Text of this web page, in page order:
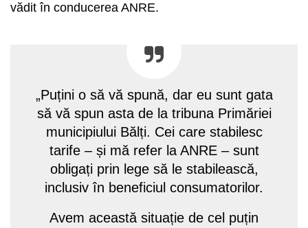
vădit în conducerea ANRE.
„Puțini o să vă spună, dar eu sunt gata
să vă spun asta de la tribuna Primăriei
municipiului Bălți. Cei care stabilesc
tarife – și mă refer la ANRE – sunt
obligați prin lege să le stabilească,
inclusiv în beneficiul consumatorilor.
Avem această situație de cel puțin